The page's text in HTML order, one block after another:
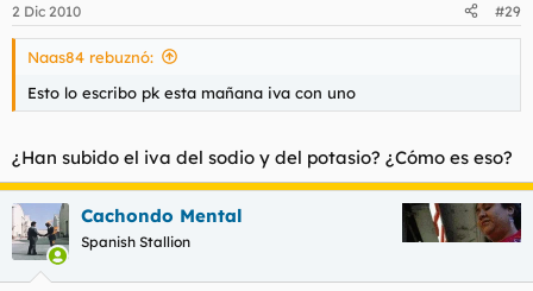
2 Dic 2010 #29
Naas84 rebuznó:
Esto lo escribo pk esta mañana iva con uno
¿Han subido el iva del sodio y del potasio? ¿Cómo es eso?
Cachondo Mental
Spanish Stallion